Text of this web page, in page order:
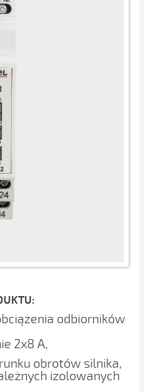
odbiorników
2x8 A,
obrotów silnika,
izolowanych